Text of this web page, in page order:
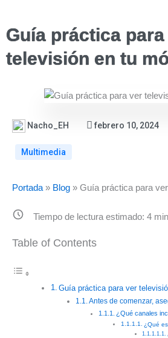
Guía práctica
televisión en tu
Nacho_EH febrero 10, 2024
Multimedia
Portada » Blog » Guía práctica para
Tiempo de lectura estimado: 4
Table of Contents
Guía práctica para ver
Antes de comenzar,
¿Qué canales
¿Qué